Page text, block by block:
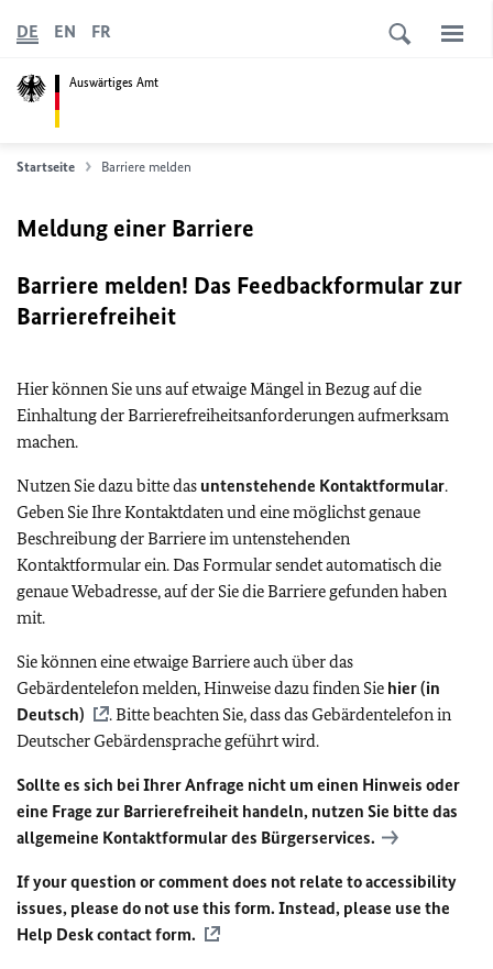
Auswärtiges Amt
DE EN FR
Startseite Barriere melden
Meldung einer Barriere
Barriere melden! Das Feedbackformular zur
Barrierefreiheit
Hier können Sie uns auf etwaige Mängel in Bezug auf die
Einhaltung der Barrierefreiheitsanforderungen aufmerksam
machen.
Nutzen Sie dazu bitte das untenstehende Kontaktformular.
Geben Sie Ihre Kontaktdaten und eine möglichst genaue
Beschreibung der Barriere im untenstehenden
Kontaktformular ein. Das Formular sendet automatisch die
genaue Webadresse, auf der Sie die Barriere gefunden haben
mit.
Sie können eine etwaige Barriere auch über das
Gebärdentelefon melden, Hinweise dazu finden Sie hier (in
Deutsch)
. Bitte beachten Sie, dass das Gebärdentelefon in
Deutscher Gebärdensprache geführt wird.
Sollte es sich bei Ihrer Anfrage nicht um einen Hinweis oder
eine Frage zur Barrierefreiheit handeln, nutzen Sie bitte das
allgemeine Kontaktformular des Bürgerservices.
If your question or comment does not relate to accessibility
issues, please do not use this form. Instead, please use the
Help Desk contact form.